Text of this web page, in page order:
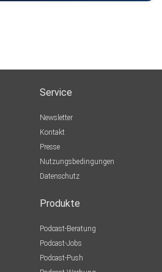
Service
Newsletter
Kontakt
Presse
Nutzungsbedingungen
Datenschutz
Produkte
Podcast-Beratung
Podcast-Jobs
Podcast-Push